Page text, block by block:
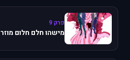
פרק 9
מישהו חלם חלום מוזר